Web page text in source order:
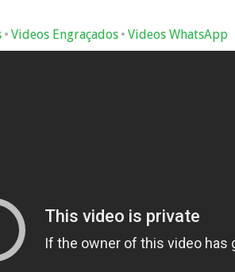
• Videos Engraçados • Videos WhatsApp